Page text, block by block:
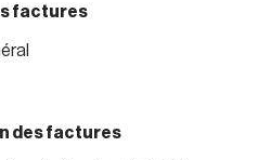
factures
des factures